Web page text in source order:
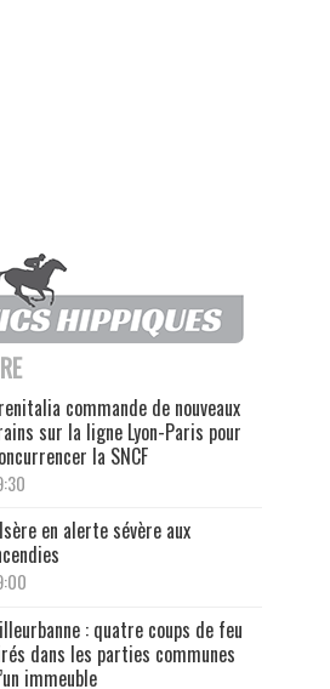
commande de nouveaux
sur la ligne Lyon-Paris pour
la SNCF
en alerte sévère aux
: quatre coups de feu
dans les parties communes
immeuble